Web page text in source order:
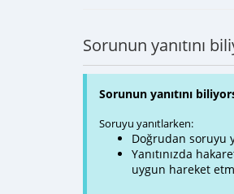
Sorunun yanıtını
Sorunun yanıtını
Soruyu yanıtlarken:
Doğrudan soruyu
Yanıtınızda
uygun hareket